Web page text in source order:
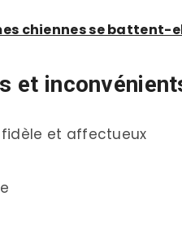
chiennes se battent-
et
et affectueux